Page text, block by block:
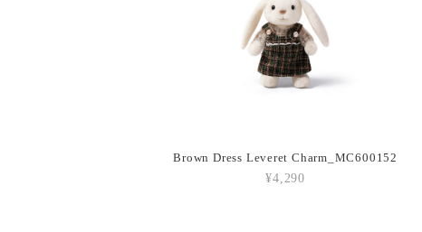
Brown Dress Leveret Charm_MC600152
¥4,290